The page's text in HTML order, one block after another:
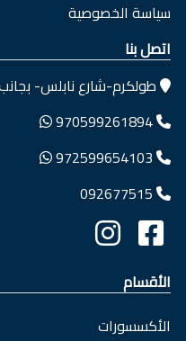
سياسة الخصوصية
اتصل بنا
طولكرم-شارع نابلس-
970599261894
972599654103
092677515
الأقسام
الأكسسورات